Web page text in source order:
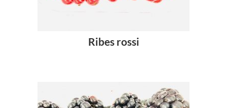
Ribes rossi